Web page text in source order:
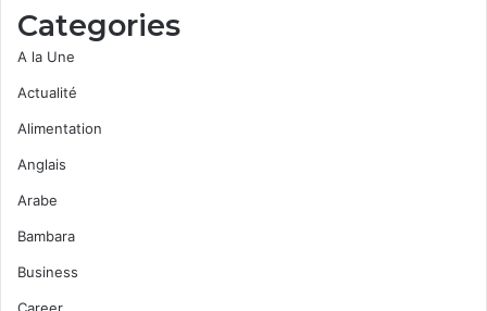
Categories
A la Une
Actualité
Alimentation
Anglais
Arabe
Bambara
Business